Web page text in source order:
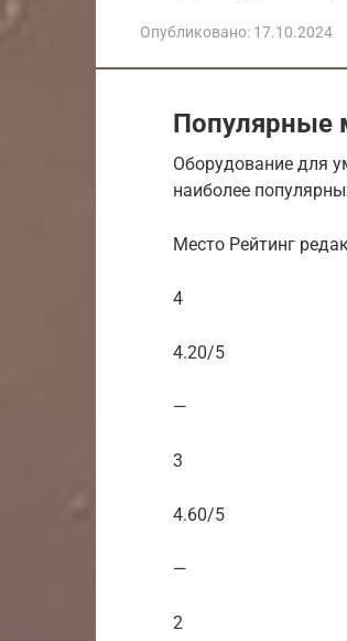
Опубликовано: 17.10.2024
Популярные
Оборудование для
наиболее
Место Рейтинг
4
4.20/5
—
3
4.60/5
—
2